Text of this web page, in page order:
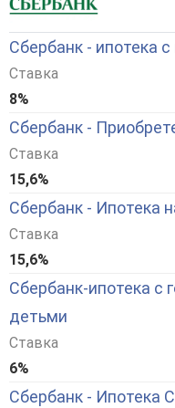
Сбербанк - ипотека
Ставка
8%
Сбербанк -
Ставка
15,6%
Сбербанк - Ипотека
Ставка
15,6%
Сбербанк-ипотека с
детьми
Ставка
6%
Сбербанк - Ипотека